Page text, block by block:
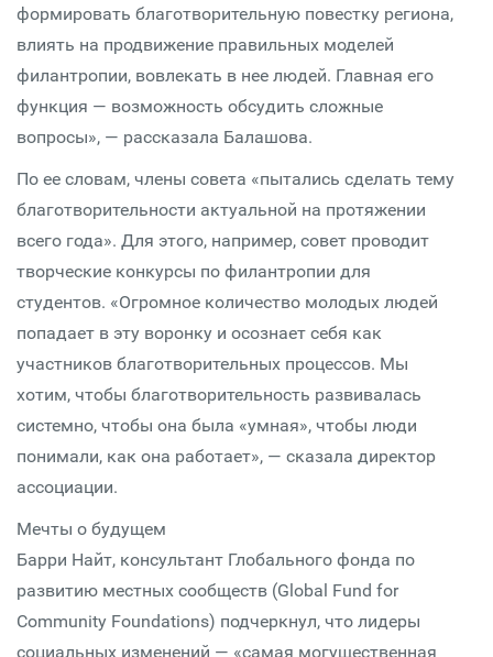
формировать благотворительную повестку региона,
влиять на продвижение правильных моделей
филантропии, вовлекать в нее людей. Главная его
функция — возможность обсудить сложные
вопросы», — рассказала Балашова.
По ее словам, члены совета «пытались сделать тему
благотворительности актуальной на протяжении
всего года». Для этого, например, совет проводит
творческие конкурсы по филантропии для
студентов. «Огромное количество молодых людей
попадает в эту воронку и осознает себя как
участников благотворительных процессов. Мы
хотим, чтобы благотворительность развивалась
системно, чтобы она была «умная», чтобы люди
понимали, как она работает», — сказала директор
ассоциации.
Мечты о будущем
Барри Найт, консультант Глобального фонда по
развитию местных сообществ (Global Fund for
Community Foundations) подчеркнул, что лидеры
социальных изменений — «самая могущественная